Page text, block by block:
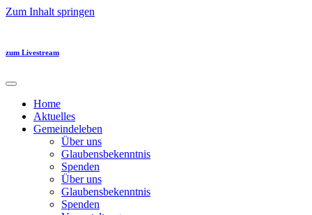
Zum Inhalt springen
zum Livestream
Home
Aktuelles
Gemeindeleben
Über uns
Glaubensbekenntnis
Spenden
Über uns
Glaubensbekenntnis
Spenden